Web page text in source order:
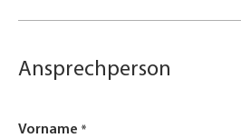
Ansprechperson
Vorname